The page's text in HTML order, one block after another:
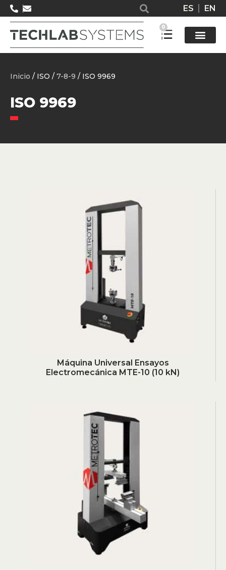
ES EN
0
Inicio / ISO / 7-8-9 / ISO 9969
ISO 9969
Máquina Universal Ensayos
Electromecánica MTE-10 (10 kN)